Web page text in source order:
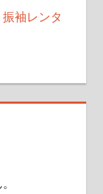
袖レンタ